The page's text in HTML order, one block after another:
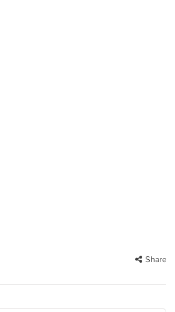
Share